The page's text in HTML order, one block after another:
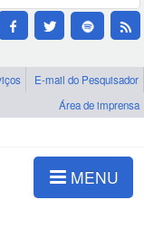
E-mail do Pesquisador
Área de imprensa
MENU